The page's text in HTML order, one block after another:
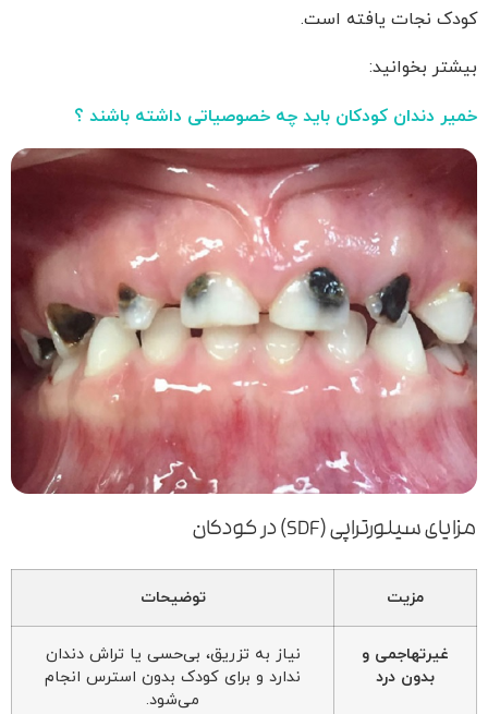
کودک نجات یافته است.
بیشتر بخوانید:
خمیر دندان کودکان باید چه خصوصیاتی داشته باشند ؟
مزایای سیلورتراپی (SDF) در کودکان
مزیت توضیحات
غیرتهاجمی و
بدون درد
نیاز به تزریق، بی‌حسی یا تراش دندان
ندارد و برای کودک بدون استرس انجام
می‌شود.